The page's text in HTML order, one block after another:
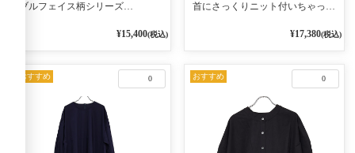
ブルフェイス柄シリーズ
2WAY プルオーバー 101オフベー
¥15,400(税込)
首にさっくりニット付いちゃった
¥17,380(税込)
0
おすすめ 0
おすすめ